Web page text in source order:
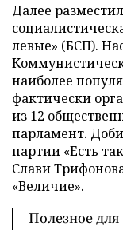
Далее
левые» (БСП).
наиболее
фактически
из 12
парламент.
партии «Есть
Слави
«Величие».
Полезное для